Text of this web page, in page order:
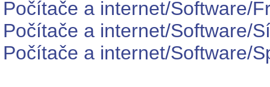
Počítače a internet/Software/
Počítače a internet/Software/
Počítače a internet/Software/